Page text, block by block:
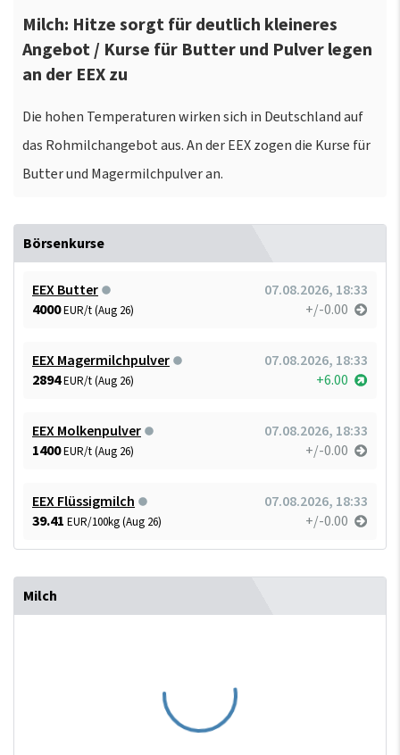
Milch: Hitze sorgt für deutlich kleineres
Angebot / Kurse für Butter und Pulver legen
an der EEX zu
Die hohen Temperaturen wirken sich in Deutschland auf
das Rohmilchangebot aus. An der EEX zogen die Kurse für
Butter und Magermilchpulver an.
Börsenkurse
EEX Butter
07.08.2026, 18:33
4000EUR/t (Aug 26) +/-0.00
EEX Magermilchpulver
07.08.2026, 18:33
2894EUR/t (Aug 26) +6.00
EEX Molkenpulver
07.08.2026, 18:33
1400EUR/t (Aug 26) +/-0.00
EEX Flüssigmilch
07.08.2026, 18:33
39.41 EUR/100kg (Aug 26) +/-0.00
Milch